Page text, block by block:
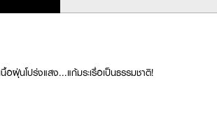
อฝุ่นโปร่งแสง...แก้มระเรื่อเป็นธรรมชาติ!